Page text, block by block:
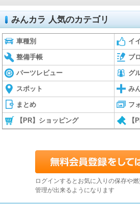
みんカラ 人気のカテゴリ
車種別 イ
整備手帳 ブ
パーツレビュー グ
スポット み
まとめ フ
【PR】ショッピング 【
ログインするとお気に入りの保存や
管理が出来るようになります